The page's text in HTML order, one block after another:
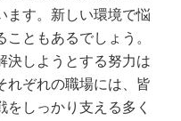
ます。新しい環境で悩
ともあるでしょう。
決しようとする努力は
れぞれの職場には、皆
をしっかり支える多く